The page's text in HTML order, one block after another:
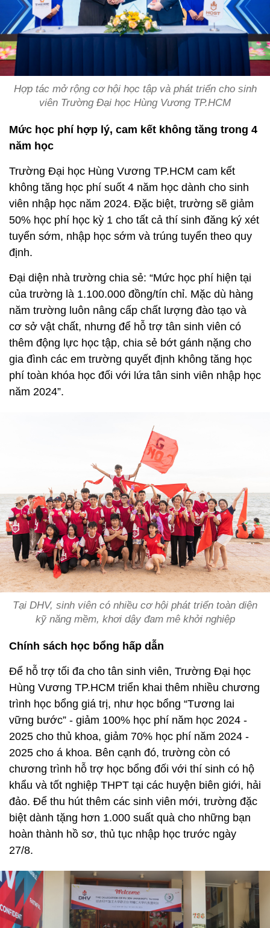
Hợp tác mở rộng cơ hội học tập và phát triển cho sinh
viên Trường Đại học Hùng Vương TP.HCM
Mức học phí hợp lý, cam kết không tăng trong 4
năm học
Trường Đại học Hùng Vương TP.HCM cam kết
không tăng học phí suốt 4 năm học dành cho sinh
viên nhập học năm 2024. Đặc biệt, trường sẽ giảm
50% học phí học kỳ 1 cho tất cả thí sinh đăng ký xét
tuyển sớm, nhập học sớm và trúng tuyển theo quy
định.
Đại diện nhà trường chia sẻ: “Mức học phí hiện tại
của trường là 1.100.000 đồng/tín chỉ. Mặc dù hàng
năm trường luôn nâng cấp chất lượng đào tạo và
cơ sở vật chất, nhưng để hỗ trợ tân sinh viên có
thêm động lực học tập, chia sẻ bớt gánh nặng cho
gia đình các em trường quyết định không tăng học
phí toàn khóa học đối với lứa tân sinh viên nhập học
năm 2024”.
Tại DHV, sinh viên có nhiều cơ hội phát triển toàn diện
kỹ năng mềm, khơi dậy đam mê khởi nghiệp
Chính sách học bổng hấp dẫn
Để hỗ trợ tối đa cho tân sinh viên, Trường Đại học
Hùng Vương TP.HCM triển khai thêm nhiều chương
trình học bổng giá trị, như học bổng “Tương lai
vững bước” - giảm 100% học phí năm học 2024 -
2025 cho thủ khoa, giảm 70% học phí năm 2024 -
2025 cho á khoa. Bên cạnh đó, trường còn có
chương trình hỗ trợ học bổng đối với thí sinh có hộ
khẩu và tốt nghiệp THPT tại các huyện biên giới, hải
đảo. Để thu hút thêm các sinh viên mới, trường đặc
biệt dành tặng hơn 1.000 suất quà cho những bạn
hoàn thành hồ sơ, thủ tục nhập học trước ngày
27/8.